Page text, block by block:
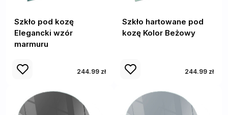
Szkło pod kozę
Elegancki wzór
marmuru
244.99 zł
Szkło hartowane pod
kozę Kolor Beżowy
244.99 zł